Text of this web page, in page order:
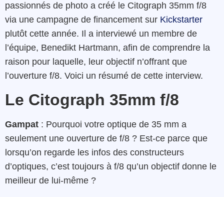
passionnés de photo a créé le Citograph 35mm f/8
via une campagne de financement sur Kickstarter
plutôt cette année. Il a interviewé un membre de
l’équipe, Benedikt Hartmann, afin de comprendre la
raison pour laquelle, leur objectif n’offrant que
l’ouverture f/8. Voici un résumé de cette interview.
Le Citograph 35mm f/8
Gampat : Pourquoi votre optique de 35 mm a
seulement une ouverture de f/8 ? Est-ce parce que
lorsqu’on regarde les infos des constructeurs
d’optiques, c’est toujours à f/8 qu’un objectif donne le
meilleur de lui-même ?